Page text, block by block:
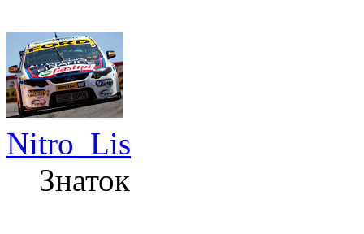
Nitro_Lis
Знаток